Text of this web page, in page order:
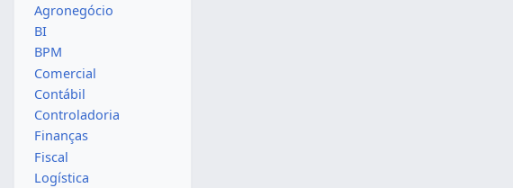
Agronegócio
BI
BPM
Comercial
Contábil
Controladoria
Finanças
Fiscal
Logística